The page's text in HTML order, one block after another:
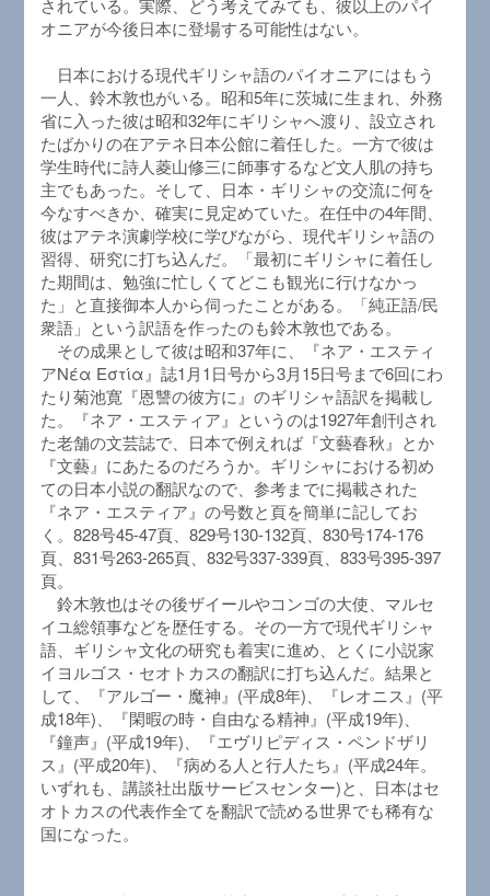
されている。実際、どう考えてみても、彼以上のパイ
オニアが今後日本に登場する可能性はない。
日本における現代ギリシャ語のパイオニアにはもう
一人、鈴木敦也がいる。昭和5年に茨城に生まれ、外務
省に入った彼は昭和32年にギリシャへ渡り、設立され
たばかりの在アテネ日本公館に着任した。一方で彼は
学生時代に詩人菱山修三に師事するなど文人肌の持ち
主でもあった。そして、日本・ギリシャの交流に何を
今なすべきか、確実に見定めていた。在任中の4年間、
彼はアテネ演劇学校に学びながら、現代ギリシャ語の
習得、研究に打ち込んだ。「最初にギリシャに着任し
た期間は、勉強に忙しくてどこも観光に行けなかっ
た」と直接御本人から伺ったことがある。「純正語/民
衆語」という訳語を作ったのも鈴木敦也である。
その成果として彼は昭和37年に、『ネア・エスティ
アΝέα Εστία』誌1月1日号から3月15日号まで6回にわ
たり菊池寛『恩讐の彼方に』のギリシャ語訳を掲載し
た。『ネア・エスティア』というのは1927年創刊され
た老舗の文芸誌で、日本で例えれば『文藝春秋』とか
『文藝』にあたるのだろうか。ギリシャにおける初め
ての日本小説の翻訳なので、参考までに掲載された
『ネア・エスティア』の号数と頁を簡単に記してお
く。828号45-47頁、829号130-132頁、830号174-176
頁、831号263-265頁、832号337-339頁、833号395-397
頁。
鈴木敦也はその後ザイールやコンゴの大使、マルセ
イユ総領事などを歴任する。その一方で現代ギリシャ
語、ギリシャ文化の研究も着実に進め、とくに小説家
イヨルゴス・セオトカスの翻訳に打ち込んだ。結果と
して、『アルゴー・魔神』(平成8年)、『レオニス』(平
成18年)、『閑暇の時・自由なる精神』(平成19年)、
『鐘声』(平成19年)、『エヴリピディス・ペンドザリ
ス』(平成20年)、『病める人と行人たち』(平成24年。
いずれも、講談社出版サービスセンター)と、日本はセ
オトカスの代表作全てを翻訳で読める世界でも稀有な
国になった。